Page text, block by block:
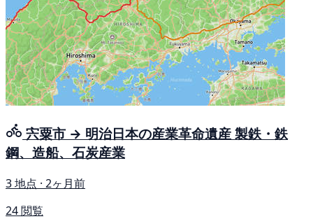
宍粟市 → 明治日本の産業革命遺産 製鉄・鉄
鋼、造船、石炭産業
3 地点 · 2ヶ月前
24 閲覧